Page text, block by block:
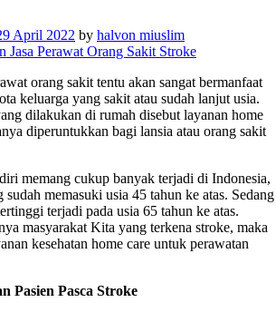
9 April 2022 by halvon miuslim
orang sakit tentu akan sangat bermanfaat
keluarga yang sakit atau sudah lanjut usia.
dilakukan di rumah disebut layanan home
diperuntukkan bagi lansia atau orang sakit
memang cukup banyak terjadi di Indonesia,
sudah memasuki usia 45 tahun ke atas. Sedang
terjadi pada usia 65 tahun ke atas.
masyarakat Kita yang terkena stroke, maka
kesehatan home care untuk perawatan
Pasien Pasca Stroke